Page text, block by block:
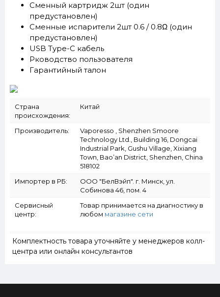
Сменный картридж 2шт (один
предустановлен)
Сменные испарители 2шт 0.6 / 0.8Ω (один
предустановлен)
USB Type-C кабель
Рководство пользователя
Гарантийный талон
Страна
происхождения:
Китай
Производитель:
Vaporesso , Shenzhen Smoore
Technology Ltd., Building 16, Dongcai
Industrial Park, Gushu Village, Xixiang
Town, Bao’an District, Shenzhen, China
518102
Импортер в РБ:
ООО "БелВэйп". г. Минск, ул.
Собинова 46, пом. 4
Сервисный
центр:
Товар принимается на диагностику в
любом магазине сети
Комплектность товара уточняйте у менеджеров колл-
центра или онлайн консультантов